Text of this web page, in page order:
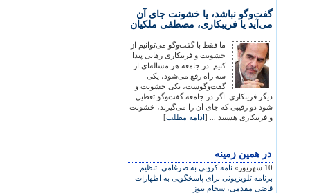
گفت‌وگو نباشد، یا خشونت جای آن
می‌آید یا فریبکاری، مصطفی ملکیان
ما فقط با گفت‌وگو می‌توانیم از
خشونت و فریبکاری رهایی پیدا
کنیم. در جامعه هر مساله‌ای از
سه راه رفع می‌شود، یکی
گفت‌وگوست، یکی خشونت و
دیگر فریبکاری. اگر در جامعه گفت‌وگو تعطیل
شود دو رقیبی که جای آن را می‌گیرند، خشونت
و فریبکاری هستند ... [ادامه مطلب]
در همين زمينه
10 شهریور»
نامه کروبی به ضرغامی: تنظيم
برنامه تلويزيونی برای پاسخگويی به اظهارات
قاضی مقدمی، سحام نيوز